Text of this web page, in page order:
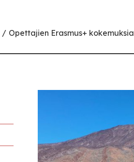
Opettajien Erasmus+ kokemuksia